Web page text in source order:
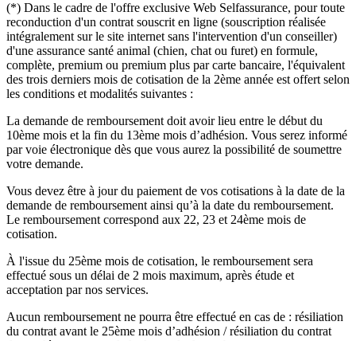
(*) Dans le cadre de l'offre exclusive Web Selfassurance, pour toute
reconduction d'un contrat souscrit en ligne (souscription réalisée
intégralement sur le site internet sans l'intervention d'un conseiller)
d'une assurance santé animal (chien, chat ou furet) en formule,
complète, premium ou premium plus par carte bancaire, l'équivalent
des trois derniers mois de cotisation de la 2ème année est offert selon
les conditions et modalités suivantes :
La demande de remboursement doit avoir lieu entre le début du
10ème mois et la fin du 13ème mois d’adhésion. Vous serez informé
par voie électronique dès que vous aurez la possibilité de soumettre
votre demande.
Vous devez être à jour du paiement de vos cotisations à la date de la
demande de remboursement ainsi qu’à la date du remboursement.
Le remboursement correspond aux 22, 23 et 24ème mois de
cotisation.
À l'issue du 25ème mois de cotisation, le remboursement sera
effectué sous un délai de 2 mois maximum, après étude et
acceptation par nos services.
Aucun remboursement ne pourra être effectué en cas de : résiliation
du contrat avant le 25ème mois d’adhésion / résiliation du contrat